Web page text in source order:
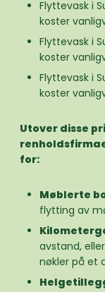
Flyttevask i
koster
Flyttevask i
koster
Flyttevask i
koster
Utover disse
for:
Møblerte
flytting av
avstand,
nøkler på et